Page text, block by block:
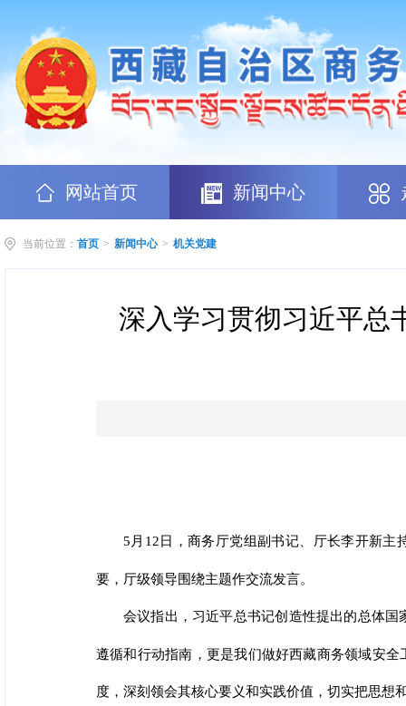
网站首页 新闻中心
当前位置： 首页 > 新闻中心 > 机关党建
深入学习贯彻习近平总
5月12日，商务厅党组副书记、厅长李开新主
要，厅级领导围绕主题作交流发言。
会议指出，习近平总书记创造性提出的总体
遵循和行动指南，更是我们做好西藏商务领域安
度，深刻领会其核心要义和实践价值，切实把思想